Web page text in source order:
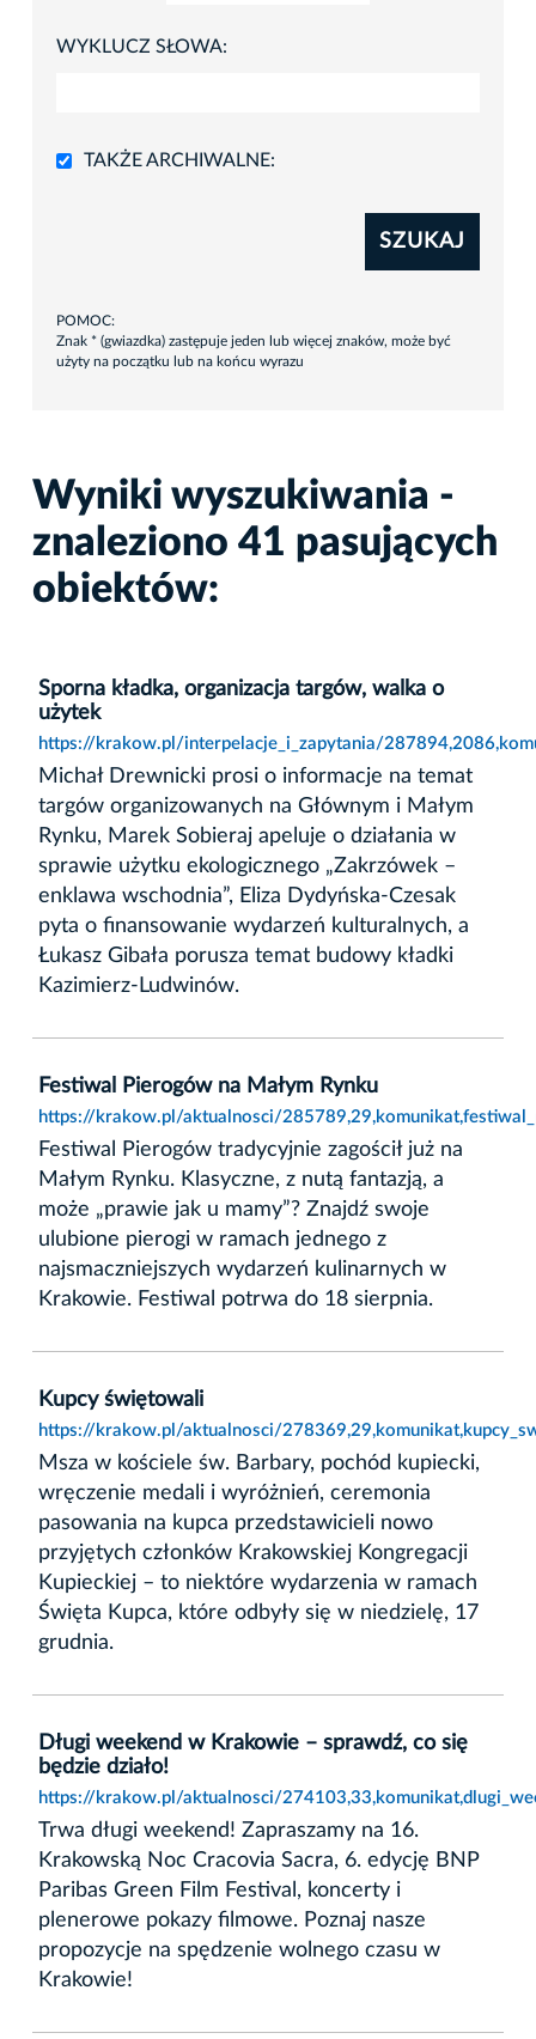
WYKLUCZ SŁOWA:
TAKŻE ARCHIWALNE:
SZUKAJ
POMOC:
Znak * (gwiazdka) zastępuje jeden lub więcej znaków, może być
użyty na początku lub na końcu wyrazu
Wyniki wyszukiwania -
znaleziono 41 pasujących
obiektów:
Sporna kładka, organizacja targów, walka o
użytek
https://krakow.pl/interpelacje_i_zapytania/
Michał Drewnicki prosi o informacje na temat
targów organizowanych na Głównym i Małym
Rynku, Marek Sobieraj apeluje o działania w
sprawie użytku ekologicznego „Zakrzówek –
enklawa wschodnia”, Eliza Dydyńska-Czesak
pyta o finansowanie wydarzeń kulturalnych, a
Łukasz Gibała porusza temat budowy kładki
Kazimierz-Ludwinów.
Festiwal Pierogów na Małym Rynku
https://krakow.pl/aktualnosci/
Festiwal Pierogów tradycyjnie zagościł już na
Małym Rynku. Klasyczne, z nutą fantazją, a
może „prawie jak u mamy”? Znajdź swoje
ulubione pierogi w ramach jednego z
najsmaczniejszych wydarzeń kulinarnych w
Krakowie. Festiwal potrwa do 18 sierpnia.
Kupcy świętowali
https://krakow.pl/aktualnosci/
Msza w kościele św. Barbary, pochód kupiecki,
wręczenie medali i wyróżnień, ceremonia
pasowania na kupca przedstawicieli nowo
przyjętych członków Krakowskiej Kongregacji
Kupieckiej – to niektóre wydarzenia w ramach
Święta Kupca, które odbyły się w niedzielę, 17
grudnia.
Długi weekend w Krakowie – sprawdź, co się
będzie działo!
https://krakow.pl/aktualnosci/
Trwa długi weekend! Zapraszamy na 16.
Krakowską Noc Cracovia Sacra, 6. edycję BNP
Paribas Green Film Festival, koncerty i
plenerowe pokazy filmowe. Poznaj nasze
propozycje na spędzenie wolnego czasu w
Krakowie!